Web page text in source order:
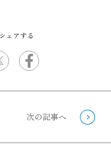
ェアする
次の記事へ